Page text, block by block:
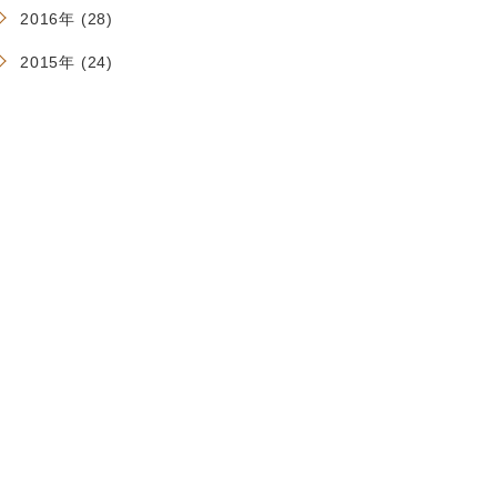
2016年 (28)
2015年 (24)